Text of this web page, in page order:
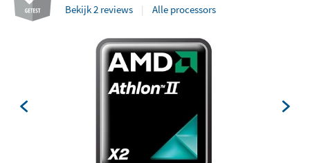
Bekijk 2 reviews Alle processors